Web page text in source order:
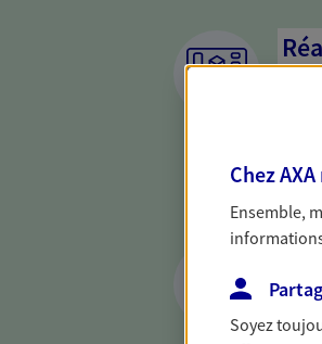
de
Chez
Ensemble,
Soyez